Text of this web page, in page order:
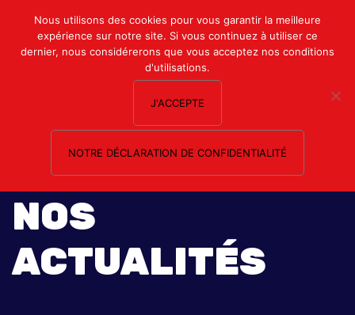
Mon compte
Nous contacter
NOS
ACTUALITÉS
Nous utilisons des cookies pour vous garantir la meilleure
expérience sur notre site. Si vous continuez à utiliser ce
dernier, nous considérerons que vous acceptez nos conditions
d'utilisations.
J'ACCEPTE
NOTRE DÉCLARATION DE CONFIDENTIALITÉ